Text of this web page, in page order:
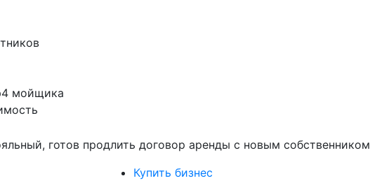
мойщика
готов продлить договор аренды с новым собственником
Купить бизнес